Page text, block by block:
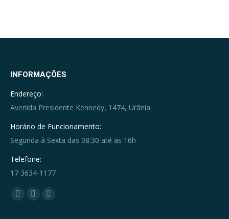
INFORMAÇÕES
Endereço:
Avenida Presidente Kennedy, 1474, Urânia
Horário de Funcionamento:
Segunda à Sexta das 08:30 até as 16h
Telefone:
17 3634-1177
Encontre-nos em:
Facebook
YouTubeWhatsapp